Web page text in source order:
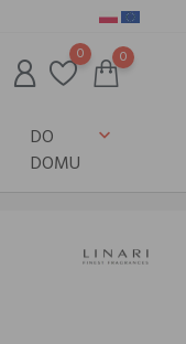
0 0
DO
DOMU
keyboard_arrow_down